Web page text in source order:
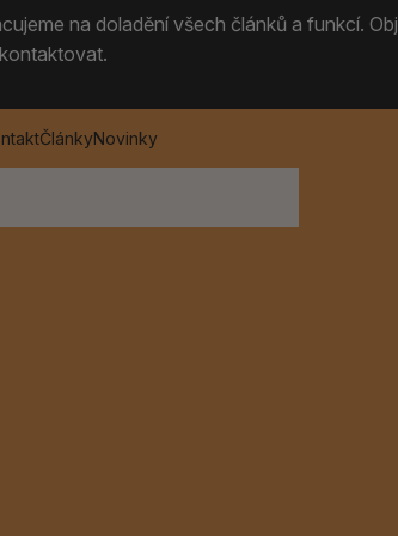
na doladění všech článků a funkcí.
ČlánkyNovinky